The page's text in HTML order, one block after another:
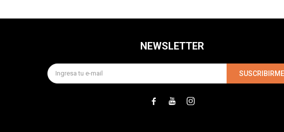
NEWSLETTER
SUSCRIBIRME
  